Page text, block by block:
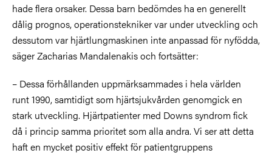
hade flera orsaker. Dessa barn bedömdes ha en generellt
dålig prognos, operationstekniker var under utveckling och
dessutom var hjärtlungmaskinen inte anpassad för nyfödda,
säger Zacharias Mandalenakis och fortsätter:
– Dessa förhållanden uppmärksammades i hela världen
runt 1990, samtidigt som hjärtsjukvården genomgick en
stark utveckling. Hjärtpatienter med Downs syndrom fick
då i princip samma prioritet som alla andra. Vi ser att detta
haft en mycket positiv effekt för patientgruppens